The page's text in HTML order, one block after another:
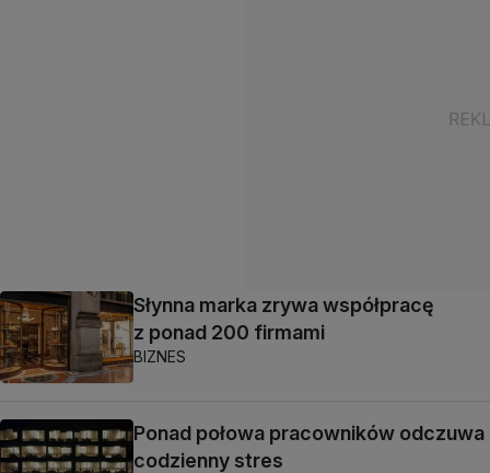
Słynna marka zrywa współpracę
z ponad 200 firmami
BIZNES
Ponad połowa pracowników odczuwa
codzienny stres